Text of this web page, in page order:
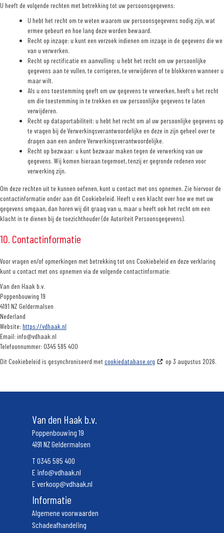
U heeft de volgende rechten met betrekking tot uw persoonsgegevens:
U hebt het recht om te weten waarom uw persoonsgegevens nodig zijn, wat
ermee gebeurt en hoe lang deze worden bewaard.
Recht op inzage: u kunt een verzoek indienen om inzage in de gegevens die we
van u verwerken.
Recht op rectificatie en aanvulling: u hebt het recht om uw persoonlijke
gegevens aan te vullen, te corrigeren, te verwijderen of te blokkeren wanneer u
maar wilt.
Als u ons toestemming geeft om uw gegevens te verwerken, heeft u het recht
om die toestemming in te trekken en uw persoonlijke gegevens te laten
verwijderen.
Recht op dataportabiliteit: u hebt het recht om al uw persoonlijke gegevens op
te vragen bij de Verwerkingsverantwoordelijke en deze in zijn geheel over te
dragen aan een andere Verwerkingsverantwoordelijke.
Recht op bezwaar: u kunt bezwaar maken tegen de verwerking van uw
gegevens. Wij komen hieraan tegemoet, tenzij er gegronde redenen voor
verwerking zijn.
Om deze rechten uit te kunnen oefenen, kunt u contact met ons opnemen. Zie hiervoor de
contactinformatie onder aan dit Cookiebeleid. Heeft u een klacht over hoe we met uw
gegevens omgaan, dan horen wij dit graag van u, maar u heeft ook het recht om een
klacht in te dienen bij de toezichthouder (de Autoriteit Persoonsgegevens).
10. Contactinformatie
Voor vragen en/of opmerkingen met betrekking tot ons Cookiebeleid en deze verklaring
kunt u contact met ons opnemen via de volgende contactinformatie:
Van den Haak b.v.
Poppenbouwing 19
4191 NZ Geldermalsen
Nederland
Website: https://vdhaak.nl
Email: info@vdhaak.nl
Telefoonnummer: 0345 585 400
Dit Cookiebeleid is gesynchroniseerd met cookiedatabase.org op 3 augustus 2026.
Van den Haak b.v.
Poppenbouwing 19
4191 NZ Geldermalsen
T0345 585 400
E info@vdhaak.nl
E verkoop@vdhaak.nl
Informatie
Algemene voorwaarden
Schadeafhandeling